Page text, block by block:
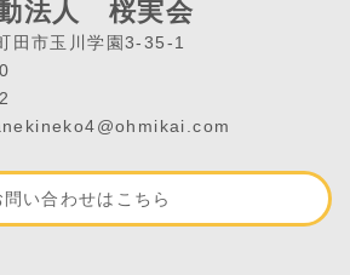
法人 桜実会
田市玉川学園3-35-1
問い合わせはこちら